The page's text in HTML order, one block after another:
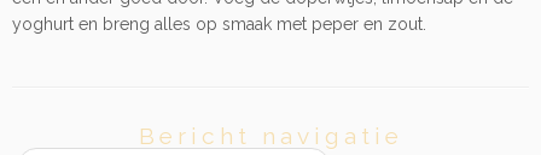
yoghurt en breng alles op smaak met peper en zout.
Bericht navigatie